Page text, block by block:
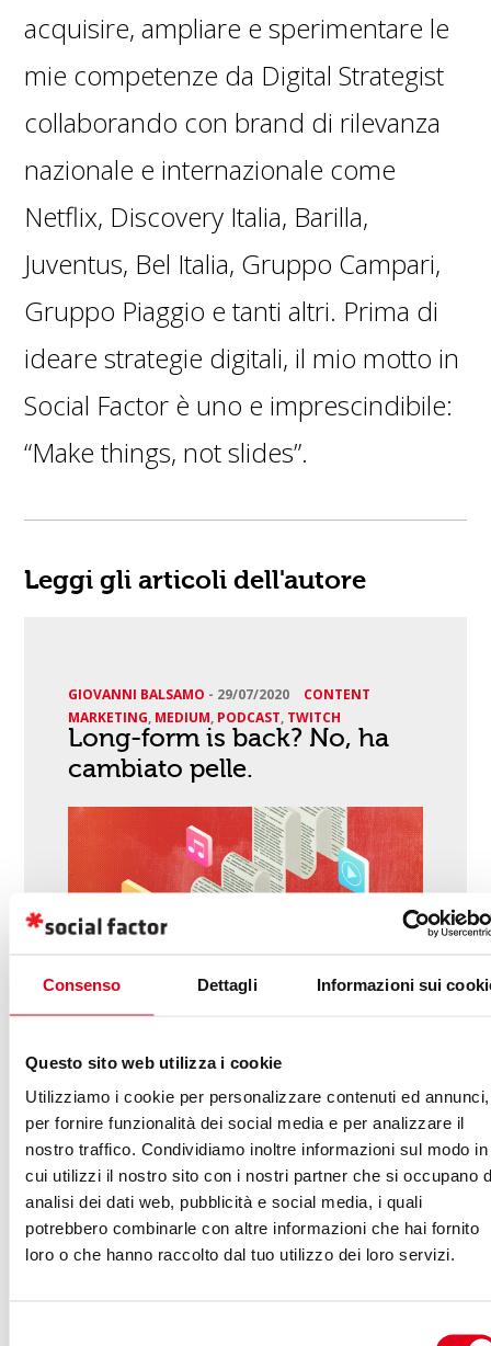
Consenso Dettagli Informazioni sui
Questo sito web utilizza i cookie
Utilizziamo i cookie per personalizzare contenuti ed annunci,
per fornire funzionalità dei social media e per analizzare il
nostro traffico. Condividiamo inoltre informazioni sul modo in
cui utilizzi il nostro sito con i nostri partner che si occupano
analisi dei dati web, pubblicità e social media, i quali
potrebbero combinarle con altre informazioni che hai fornito
loro o che hanno raccolto dal tuo utilizzo dei loro servizi.
acquisire, ampliare e sperimentare le
mie competenze da Digital Strategist
collaborando con brand di rilevanza
nazionale e internazionale come
Netflix, Discovery Italia, Barilla,
Juventus, Bel Italia, Gruppo Campari,
Gruppo Piaggio e tanti altri. Prima di
ideare strategie digitali, il mio motto in
Social Factor è uno e imprescindibile:
“Make things, not slides”.
Leggi gli articoli dell'autore
GIOVANNI BALSAMO - 29/07/2020
CONTENT
MARKETING, MEDIUM, PODCAST, TWITCH
Long-form is back? No, ha
cambiato pelle.
Stanco di seguire il gregge del “Less is more”,
di chi scrive che Internet ti rende stupido o
dell’ennesima slide con su scritto che un
pesciolino rosso ha una soglia di attenzione
superiore alla tua? Bene, siamo in due e
questo articolo ti serve per capire cos’è un